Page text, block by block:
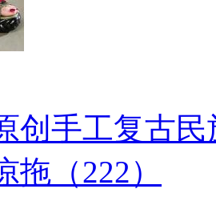
创手工复古
拖（222）